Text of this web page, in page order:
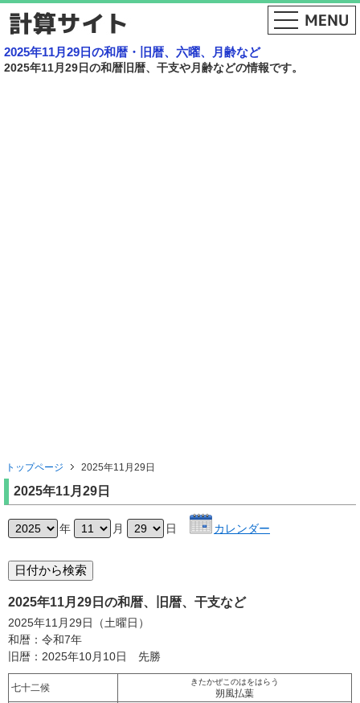
2025年11月29日の和暦・旧暦、六曜、月齢など
2025年11月29日の和暦旧暦、干支や月齢などの情報です。
トップページ 2025年11月29日
2025年11月29日
年 月 日 カレンダー
2025年11月29日の和暦、旧暦、干支など
2025年11月29日（土曜日）
和暦：令和7年
旧暦：2025年10月10日 先勝
七十二候
きたかぜこのはをはらう
朔風払葉